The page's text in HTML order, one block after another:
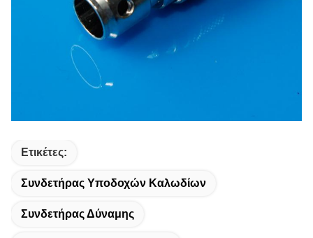
Ετικέτες:
Συνδετήρας Υποδοχών Καλωδίων
Συνδετήρας Δύναμης